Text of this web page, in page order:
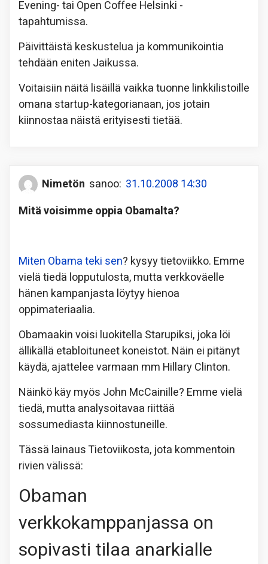
Evening- tai Open Coffee Helsinki -
tapahtumissa.
Päivittäistä keskustelua ja kommunikointia
tehdään eniten Jaikussa.
Voitaisiin näitä lisäillä vaikka tuonne linkkilistoille
omana startup-kategorianaan, jos jotain
kiinnostaa näistä erityisesti tietää.
Nimetön sanoo: 31.10.2008 14:30
Mitä voisimme oppia Obamalta?
Miten Obama teki sen? kysyy tietoviikko. Emme
vielä tiedä lopputulosta, mutta verkkoväelle
hänen kampanjasta löytyy hienoa
oppimateriaalia.
Obamaakin voisi luokitella Starupiksi, joka löi
ällikällä etabloituneet koneistot. Näin ei pitänyt
käydä, ajattelee varmaan mm Hillary Clinton.
Näinkö käy myös John McCainille? Emme vielä
tiedä, mutta analysoitavaa riittää
sossumediasta kiinnostuneille.
Tässä lainaus Tietoviikosta, jota kommentoin
rivien välissä:
Obaman
verkkokamppanjassa on
sopivasti tilaa anarkialle